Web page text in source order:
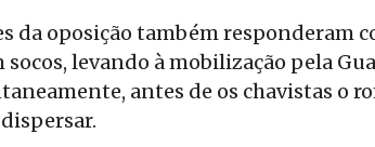
da oposição também responderam
levando à mobilização pela
antes de os chavistas o